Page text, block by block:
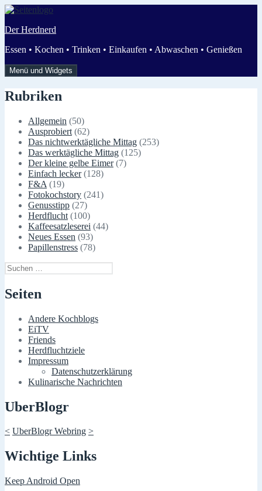
Zum
springen
Der Herdnerd
Essen • Kochen • Trinken • Einkaufen • Abwaschen • Genießen
Menü und Widgets
Rubriken
Allgemein (50)
Ausprobiert (62)
Das nichtwerktägliche Mittag (253)
Das werktägliche Mittag (125)
Der kleine gelbe Eimer(7)
Einfach lecker(128)
F&A (19)
Fotokochstory (241)
Genusstipp (27)
Herdflucht (100)
Kaffeesatzleserei (44)
Neues Essen (93)
Papillenstress (78)
Suchen
nach:
Seiten
Andere Kochblogs
EiTV
Friends
Herdfluchtziele
Impressum
Datenschutzerklärung
Kulinarische Nachrichten
UberBlogr
< UberBlogr Webring >
Wichtige Links
Keep Android Open